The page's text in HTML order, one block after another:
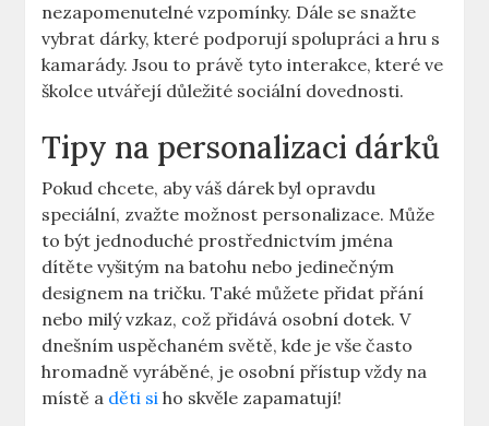
nezapomenutelné vzpomínky. Dále se snažte
vybrat dárky, které podporují ‌spolupráci a⁣ hru ‍s
kamarády. Jsou to právě tyto interakce, které ‍ve
školce utvářejí důležité sociální dovednosti.
Tipy na personalizaci dárků
Pokud‌ chcete, aby váš dárek byl opravdu
speciální, zvažte možnost personalizace. Může
to být jednoduché prostřednictvím jména
dítěte⁤ vyšitým na batohu ‍nebo jedinečným
designem na tričku. Také můžete přidat ⁢přání
nebo milý vzkaz, což‌ přidává osobní dotek. V
dnešním uspěchaném světě,‌ kde je ​vše často
hromadně vyráběné, je osobní přístup vždy na
místě a děti si ho skvěle zapamatují!